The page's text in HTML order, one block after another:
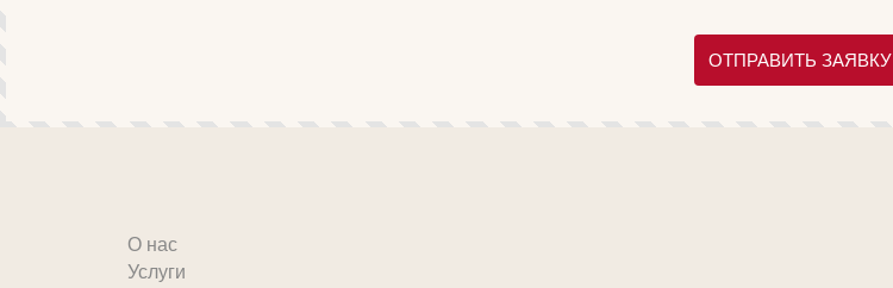
ОТПРАВИТЬ ЗАЯВКУ
О нас
Услуги